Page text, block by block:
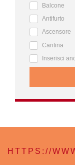
Balcone
Antifurto
Ascensore
Cantina
Inserisci
HTTPS://